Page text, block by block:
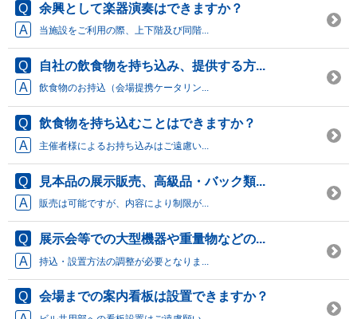
余興として楽器演奏はできますか？
当施設をご利用の際、上下階及び同階...
自社の飲食物を持ち込み、提供する方...
飲食物のお持込（会場提携ケータリン...
飲食物を持ち込むことはできますか？
主催者様によるお持ち込みはご遠慮い...
見本品の展示販売、高級品・バック類...
販売は可能ですが、内容により制限が...
展示会等での大型機器や重量物などの...
持込・設置方法の調整が必要となりま...
会場までの案内看板は設置できますか？